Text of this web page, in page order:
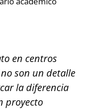
en centros
son un detalle
la diferencia
proyecto